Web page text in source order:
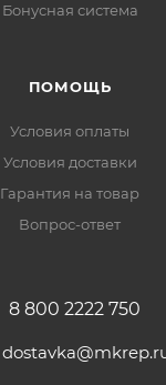
Бонусная система
ПОМОЩЬ
Условия оплаты
Условия доставки
Гарантия на товар
Вопрос-ответ
8 800 2222 750